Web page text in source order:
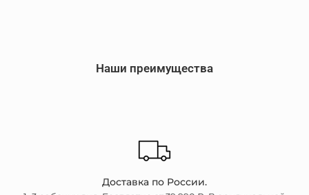
Наши преимущества
Доставка по России.